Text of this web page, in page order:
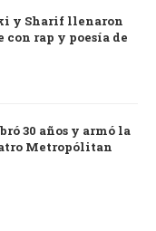
y Sharif llenaron
con rap y poesía de
30 años y armó la
Metropólitan